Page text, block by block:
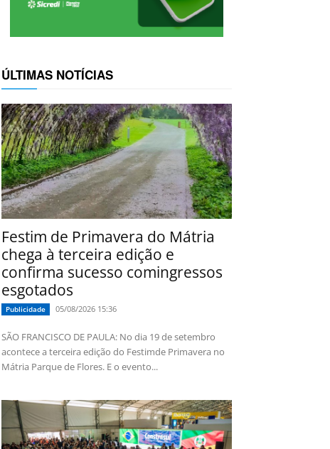
ÚLTIMAS NOTÍCIAS
Festim de Primavera do Mátria
chega à terceira edição e
confirma sucesso comingressos
esgotados
Publicidade 05/08/2026 15:36
SÃO FRANCISCO DE PAULA: No dia 19 de setembro
acontece a terceira edição do Festimde Primavera no
Mátria Parque de Flores. E o evento...